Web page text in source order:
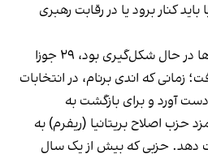
کنار برود یا در رقابت رهبری
تهدید علیه استارمر که ماه‌ها در حال شکل‌گیری بود، ۲۹ جوزا
که اندی برنام، در انتخابات
آورد و برای بازگشت به
اصلاح بریتانیا (ریفرم) به
دهد. حزبی که بیش از یک سال